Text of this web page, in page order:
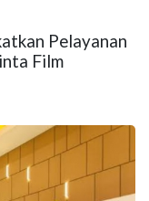
Pelayanan
Film